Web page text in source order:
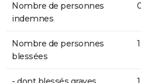
Nombre de personnes
indemnes
Nombre de personnes
blessées